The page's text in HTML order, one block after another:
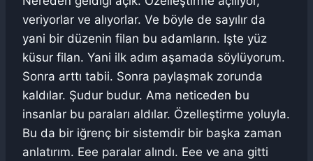
veriyorlar ve alıyorlar. Ve böyle de sayılır da
yani bir düzenin filan bu adamların. Işte yüz
küsur filan. Yani ilk adım aşamada söylüyorum.
Sonra arttı tabii. Sonra paylaşmak zorunda
kaldılar. Şudur budur. Ama neticeden bu
insanlar bu paraları aldılar. Özelleştirme yoluyla.
Bu da bir iğrenç bir sistemdir bir başka zaman
anlatırım. Eee paralar alındı. Eee ve ana gitti